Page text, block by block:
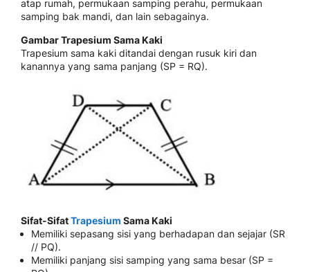
atap rumah, permukaan samping perahu, permukaan
samping bak mandi, dan lain sebagainya.
Gambar Trapesium Sama Kaki
Trapesium sama kaki ditandai dengan rusuk kiri dan
kanannya yang sama panjang (SP = RQ).
Sifat-SifatTrapesium Sama Kaki
Memiliki sepasang sisi yang berhadapan dan sejajar (SR
// PQ).
Memiliki panjang sisi samping yang sama besar (SP =